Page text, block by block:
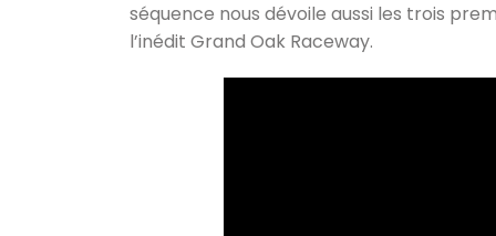
séquence nous dévoile aussi les trois
l’inédit Grand Oak Raceway.